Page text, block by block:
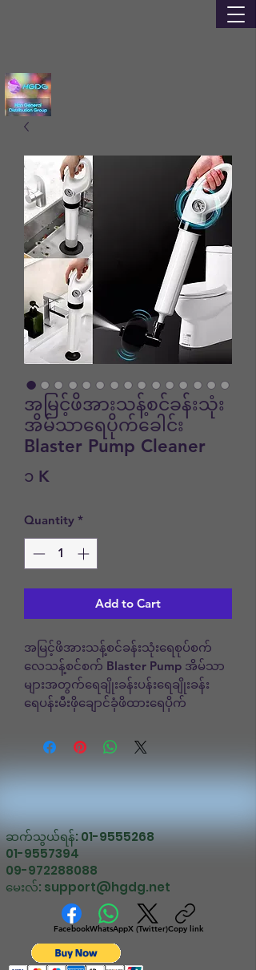
အမြင့်ဖိအားသန့်စင်ခန်းသုံး
အိမ်သာရေပိုက်ခေါင်း
Blaster Pump Cleaner
၁ K
Quantity *
Add to Cart
အမြင့်ဖိအားသန့်စင်ခန်းသုံးရေစုပ်စက်
လေသန့်စင်စက် Blaster Pump အိမ်သာ
များအတွက်ရေချိုးခန်းပန်းရေချိုးခန်း
ရေပန်းမီးဖိုချောင်ခုံဖိထားရေပိုက်
ဆက်သွယ်ရန်:01-9555268
01-9557394
09-972288088
မေးလ်: support@hgdg.net
FacebookWhatsAppX (Twitter)Copy link